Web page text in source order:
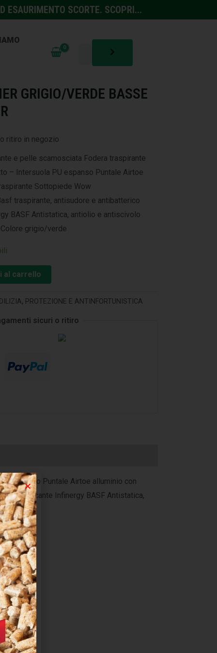
ESAURIMENTO SCORTE. SCOPRI...
GRIGIO/VERDE BASSE
ritiro in negozio
e pelle scamosciata Fodera traspirante
– Intersuola PU espanso Puntale Airtoe
Sottopiede Wow
traspirante, antisudore e antibatterico
BASF Antistatica, antiolio e antiscivolo
grigio/verde
al carrello
, PROTEZIONE E ANTINFORTUNISTICA
sicuri o ritiro
espanso Puntale Airtoe alluminio con
defaticante Infinergy BASF Antistatica,